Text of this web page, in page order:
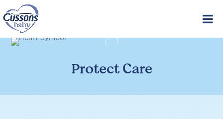
to
content
Protect Care